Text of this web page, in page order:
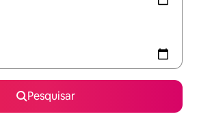
Pesquisar